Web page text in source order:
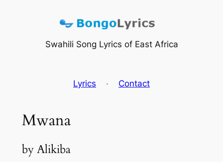
Swahili Song Lyrics of East Africa
Lyrics · Contact
Mwana
by Alikiba